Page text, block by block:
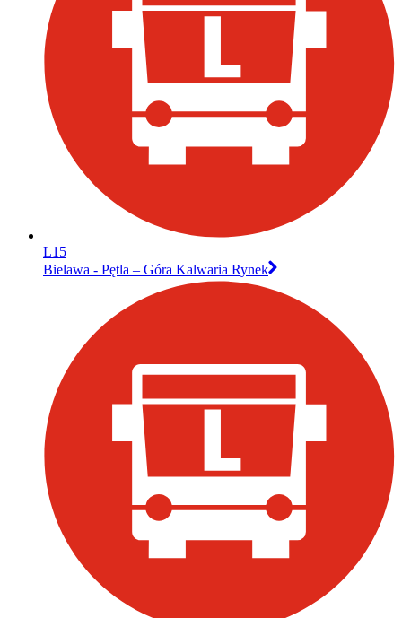
L15
Bielawa - Pętla – Góra Kalwaria Rynek